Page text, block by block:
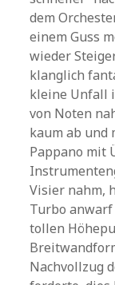
dem
einem Guss
wieder
klanglich
kleine Unfall
von Noten
kaum ab und
Pappano mit
Visier nahm,
Turbo anwarf
tollen
Nachvollzug